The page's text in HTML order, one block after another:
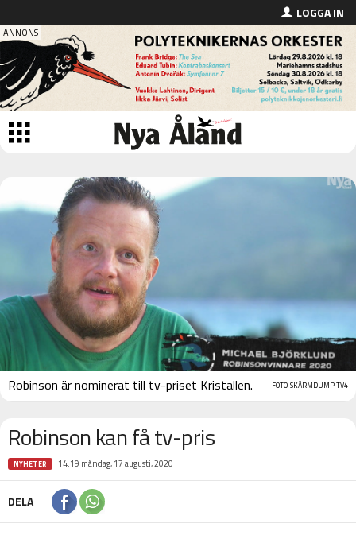
LOGGA IN
FOTO: SKÄRMDUMP TV4
Robinson är nominerat till tv-priset Kristallen.
Robinson kan få tv-pris
NYHETER 14:19 måndag, 17 augusti, 2020
DELA